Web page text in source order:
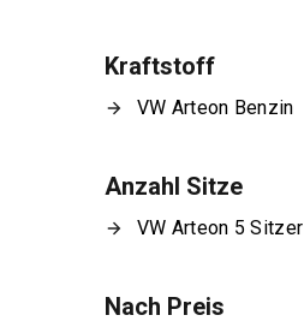
Kraftstoff
VW Arteon Benzin
Anzahl Sitze
VW Arteon 5 Sitzer
Nach Preis